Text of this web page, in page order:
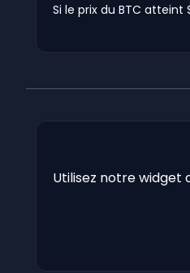
Si le prix du BTC atteint
Utilisez notre widget